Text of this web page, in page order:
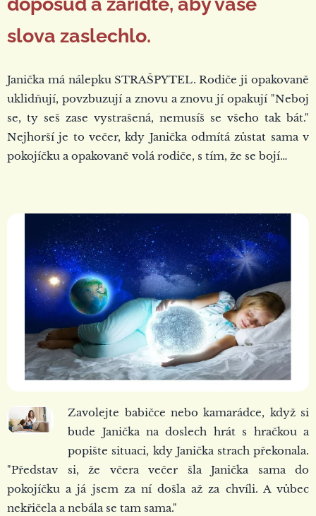
slova zaslechlo.
Janička má nálepku STRAŠPYTEL. Rodiče ji opakovaně
uklidňují, povzbuzují a znovu a znovu jí opakují "Neboj
se, ty seš zase vystrašená, nemusíš se všeho tak bát."
Nejhorší je to večer, kdy Janička odmítá zůstat sama v
pokojíčku a opakovaně volá rodiče, s tím, že se bojí…
Zavolejte babičce nebo kamarádce, když si
bude Janička na doslech hrát s hračkou a
popište situaci, kdy Janička strach překonala.
"Představ si, že včera večer šla Janička sama do
pokojíčku a já jsem za ní došla až za chvíli. A vůbec
nekřičela a nebála se tam sama."